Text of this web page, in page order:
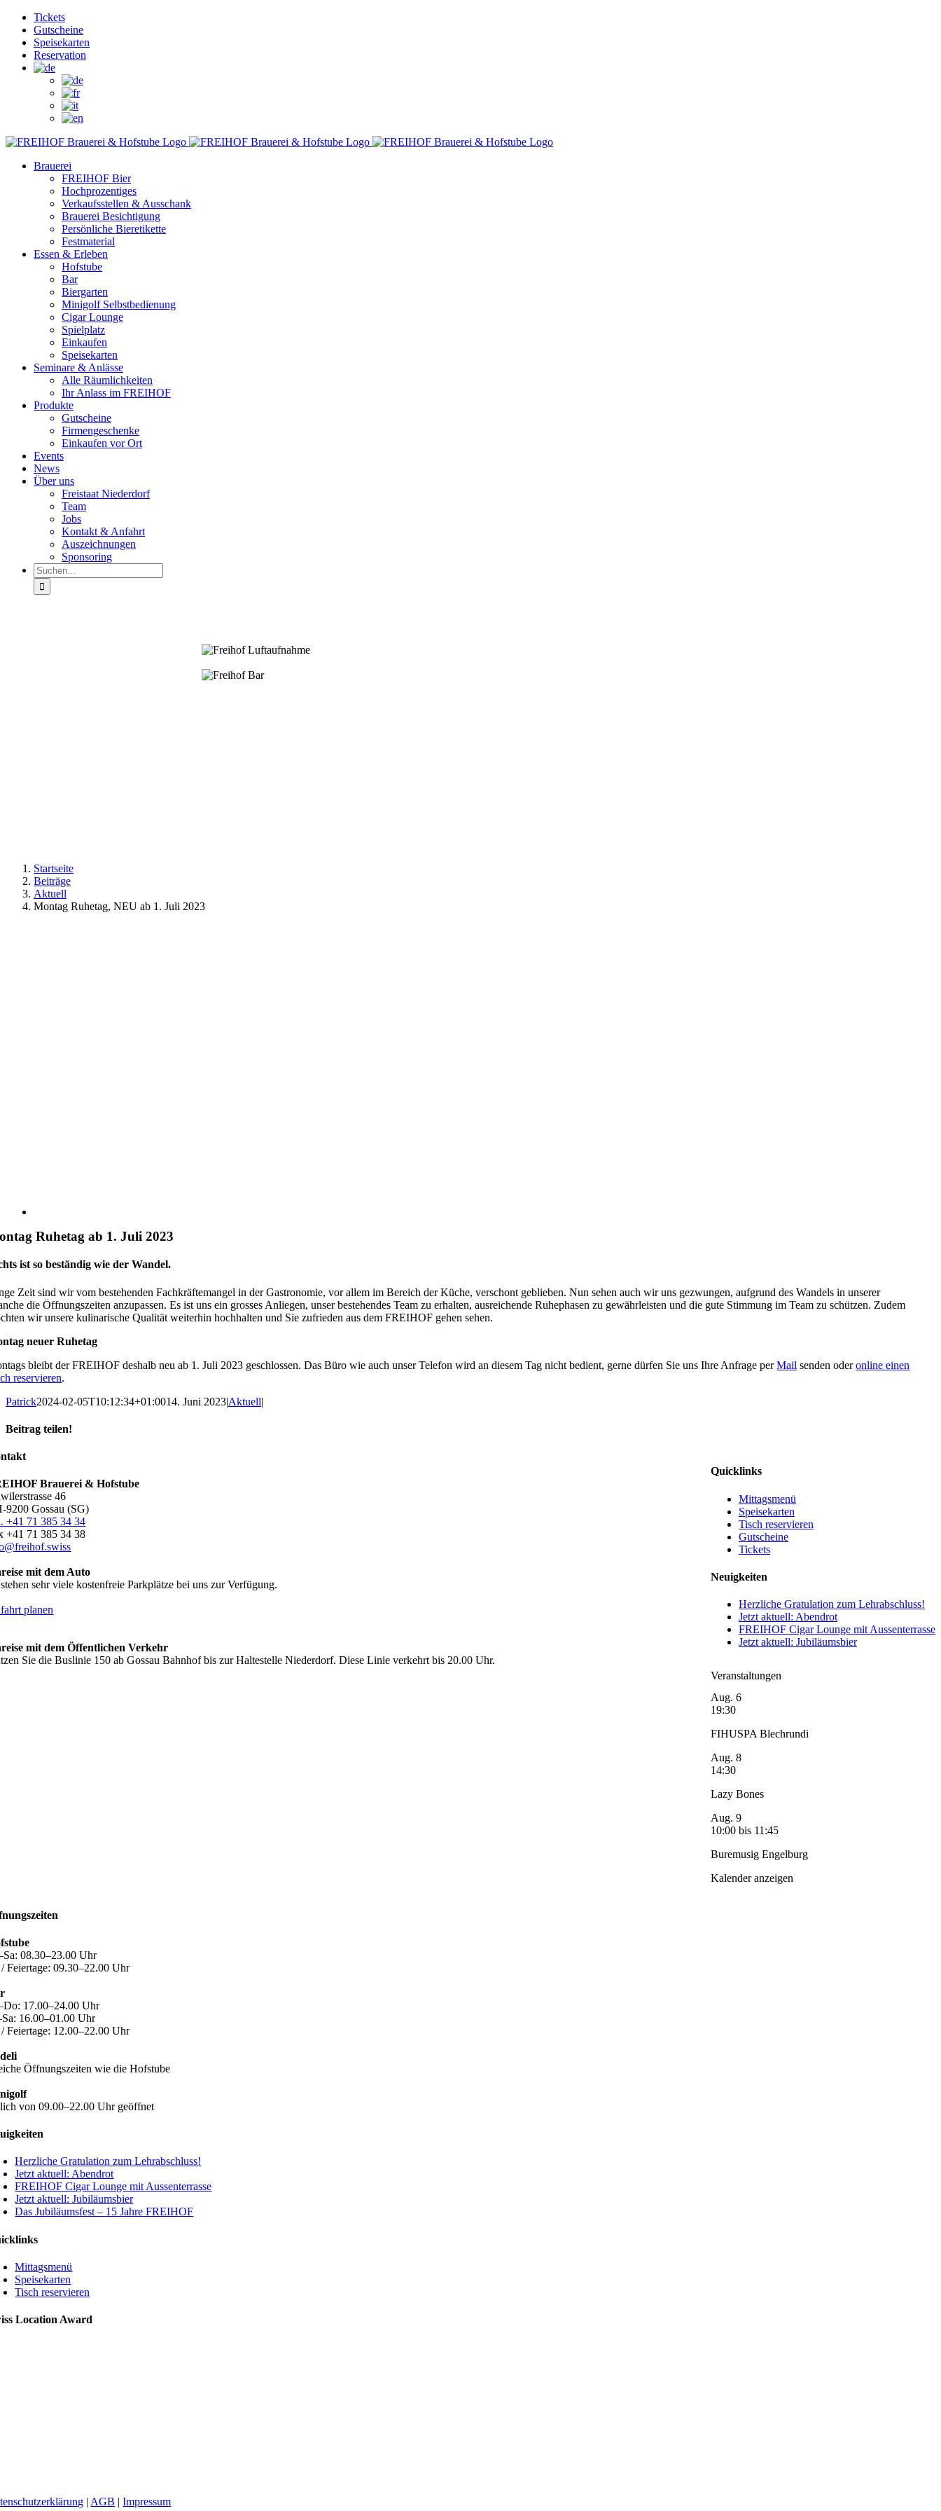
Zum
Inhalt
springen
Facebook
Instagram
YouTubeTickets
Gutscheine
Speisekarten
Reservation
Brauerei
FREIHOF Bier
Hochprozentiges
Verkaufsstellen & Ausschank
Brauerei Besichtigung
Persönliche Bieretikette
Festmaterial
Essen & Erleben
Hofstube
Bar
Biergarten
Minigolf Selbstbedienung
Cigar Lounge
Spielplatz
Einkaufen
Speisekarten
Seminare & Anlässe
Alle Räumlichkeiten
Ihr Anlass im FREIHOF
Produkte
Gutscheine
Firmengeschenke
Einkaufen vor Ort
Events
News
Über uns
Freistaat Niederdorf
Team
Jobs
Kontakt & Anfahrt
Auszeichnungen
Sponsoring
Suche
nach:
Startseite
Beiträge
Aktuell
Montag Ruhetag, NEU ab 1. Juli 2023
Ruhetag ab 1. Juli 2023
ist so beständig wie der Wandel.
Zeit sind wir vom bestehenden Fachkräftemangel in der Gastronomie, vor allem im Bereich der Küche, verschont geblieben. Nun sehen auch wir uns gezwungen, aufgrund des Wandels in unserer
die Öffnungszeiten anzupassen. Es ist uns ein grosses Anliegen, unser bestehendes Team zu erhalten, ausreichende Ruhephasen zu gewährleisten und die gute Stimmung im Team zu schützen. Zudem
wir unsere kulinarische Qualität weiterhin hochhalten und Sie zufrieden aus dem FREIHOF gehen sehen.
neuer Ruhetag
bleibt der FREIHOF deshalb neu ab 1. Juli 2023 geschlossen. Das Büro wie auch unser Telefon wird an diesem Tag nicht bedient, gerne dürfen Sie uns Ihre Anfrage perMail senden oderonline einen
reservieren.
Patrick2024-02-05T10:12:34+01:0014. Juni 2023|Aktuell|
Beitrag teilen!
Facebook
LinkedIn
WhatsApp
E-
Quicklinks
Mittagsmenü
Speisekarten
Tisch reservieren
Gutscheine
Tickets
Neuigkeiten
Herzliche Gratulation zum Lehrabschluss!
Jetzt aktuell: Abendrot
FREIHOF Cigar Lounge mit Aussenterrasse
Jetzt aktuell: Jubiläumsbier
Veranstaltungen
Aug. 6
19:30
FIHUSPA Blechrundi
Aug. 8
14:30
Lazy Bones
Aug. 9
10:00 bis 11:45
Buremusig Engelburg
Kalender anzeigen
Brauerei & Hofstube
46
9200 Gossau (SG)
+41 71 385 34 34
+41 71 385 34 38
mit dem Auto
sehr viele kostenfreie Parkplätze bei uns zur Verfügung.
planen
mit dem Öffentlichen Verkehr
Sie die Buslinie 150 ab Gossau Bahnhof bis zur Haltestelle Niederdorf. Diese Linie verkehrt bis 20.00 Uhr.
08.30–23.00 Uhr
Feiertage: 09.30–22.00 Uhr
17.00–24.00 Uhr
16.00–01.00 Uhr
Feiertage: 12.00–22.00 Uhr
Öffnungszeiten wie die Hofstube
von 09.00–22.00 Uhr geöffnet
Herzliche Gratulation zum Lehrabschluss!
Jetzt aktuell: Abendrot
FREIHOF Cigar Lounge mit Aussenterrasse
Jetzt aktuell: Jubiläumsbier
Das Jubiläumsfest – 15 Jahre FREIHOF
Mittagsmenü
Speisekarten
Tisch reservieren
Location Award
| AGB |Impressum